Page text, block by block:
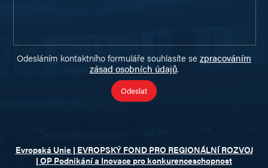
Odesláním kontaktního formuláře souhlasíte se zpracováním
zásad osobních údajů.
Evropská Unie | EVROPSKÝ FOND PRO REGIONÁLNÍ ROZVOJ
| OP Podnikání a Inovace pro konkurenceschopnost